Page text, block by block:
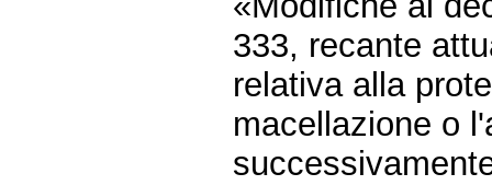
333, recante
relativa alla
macellazione o